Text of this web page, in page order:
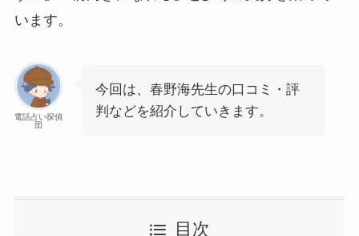
います。
電話占い探偵
団
今回は、春野海先生の口コミ・評
判などを紹介していきます。
目次